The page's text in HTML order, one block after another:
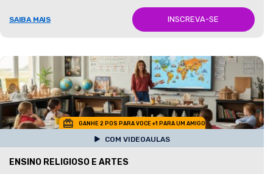
SAIBA MAIS INSCREVA-SE
GANHE 2 POS PARA VOCE +1 PARA UM AMIGO
COM VIDEOAULAS
ENSINO RELIGIOSO E ARTES